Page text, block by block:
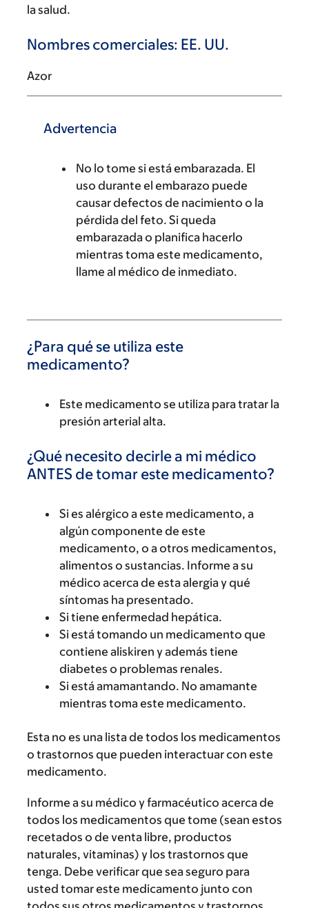
la salud.
Nombres comerciales: EE. UU.
Azor
Advertencia
No lo tome si está embarazada. El
uso durante el embarazo puede
causar defectos de nacimiento o la
pérdida del feto. Si queda
embarazada o planifica hacerlo
mientras toma este medicamento,
llame al médico de inmediato.
¿Para qué se utiliza este
medicamento?
Este medicamento se utiliza para tratar la
presión arterial alta.
¿Qué necesito decirle a mi médico
ANTES de tomar este medicamento?
Si es alérgico a este medicamento, a
algún componente de este
medicamento, o a otros medicamentos,
alimentos o sustancias. Informe a su
médico acerca de esta alergia y qué
síntomas ha presentado.
Si tiene enfermedad hepática.
Si está tomando un medicamento que
contiene aliskiren y además tiene
diabetes o problemas renales.
Si está amamantando. No amamante
mientras toma este medicamento.
Esta no es una lista de todos los medicamentos
o trastornos que pueden interactuar con este
medicamento.
Informe a su médico y farmacéutico acerca de
todos los medicamentos que tome (sean estos
recetados o de venta libre, productos
naturales, vitaminas) y los trastornos que
tenga. Debe verificar que sea seguro para
usted tomar este medicamento junto con